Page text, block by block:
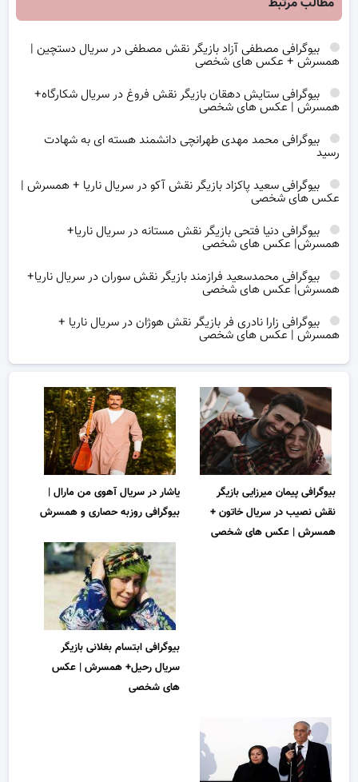
بیوگرافی مصطفی آزاد بازیگر نقش مصطفی در سریال دستچین |
همسرش + عکس های شخصی
بیوگرافی ستایش دهقان بازیگر نقش فروغ در سریال شکارگاه+
همسرش | عکس های شخصی
بیوگرافی محمد مهدی طهرانچی دانشمند هسته ای به شهادت
رسید
بیوگرافی سعید پاکزاد بازیگر نقش آکو در سریال ناریا + همسرش |
عکس های شخصی
بیوگرافی دنیا فتحی بازیگر نقش مستانه در سریال ناریا+
همسرش| عکس های شخصی
بیوگرافی محمدسعید فرازمند بازیگر نقش سوران در سریال ناریا+
همسرش| عکس های شخصی
بیوگرافی زارا نادری فر بازیگر نقش هوژان در سریال ناریا +
همسرش | عکس های شخصی
بیوگرافی پیمان میرزایی بازیگر
نقش نصیب در سریال خاتون +
همسرش | عکس های شخصی
یاشار در سریال آهوی من مارال |
بیوگرافی روزبه حصاری و همسرش
بیوگرافی ابتسام بغلانی بازیگر
سریال رحیل+ همسرش | عکس
های شخصی